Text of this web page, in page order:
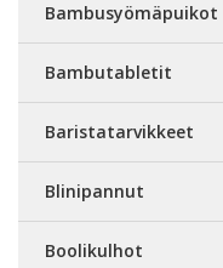
Bambusyömäpuikot
Bambutabletit
Baristatarvikkeet
Blinipannut
Boolikulhot